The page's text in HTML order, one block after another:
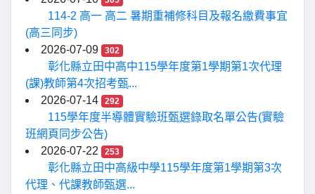
114-2 高一 高二 暑期重補修科目及報名繳費事宜
(高三同步)
2026-07-09
302
彰化縣立田中高中115學年度第1學期第1次代理
(課)教師第4次招考甄...
2026-07-14
292
115學年度半導體實驗班甄選錄取名單公告(實驗
班網頁同步公告)
2026-07-22
253
彰化縣立田中高級中學115學年度第1學期第3次
代理、代課教師甄選...